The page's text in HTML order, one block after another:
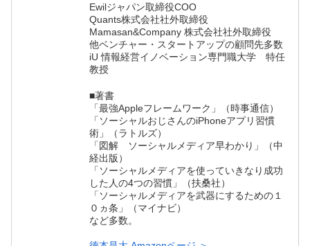
Ewilジャパン取締役COO
Quants株式会社社外取締役
Mamasan&Company 株式会社社外取締役
他ベンチャー・スタートアップの顧問先多数
iU 情報経営イノベーション専門職大学 特任
教授
■著書
「最強Appleフレームワーク」（時事通信）
「ソーシャルおじさんのiPhoneアプリ習慣
術」（ラトルズ）
「図解 ソーシャルメディア早わかり」（中
経出版）
「ソーシャルメディアを使っていきなり成功
した人の4つの習慣」（扶桑社）
「ソーシャルメディアを武器にするための１
０ヵ条」（マイナビ）
など多数。